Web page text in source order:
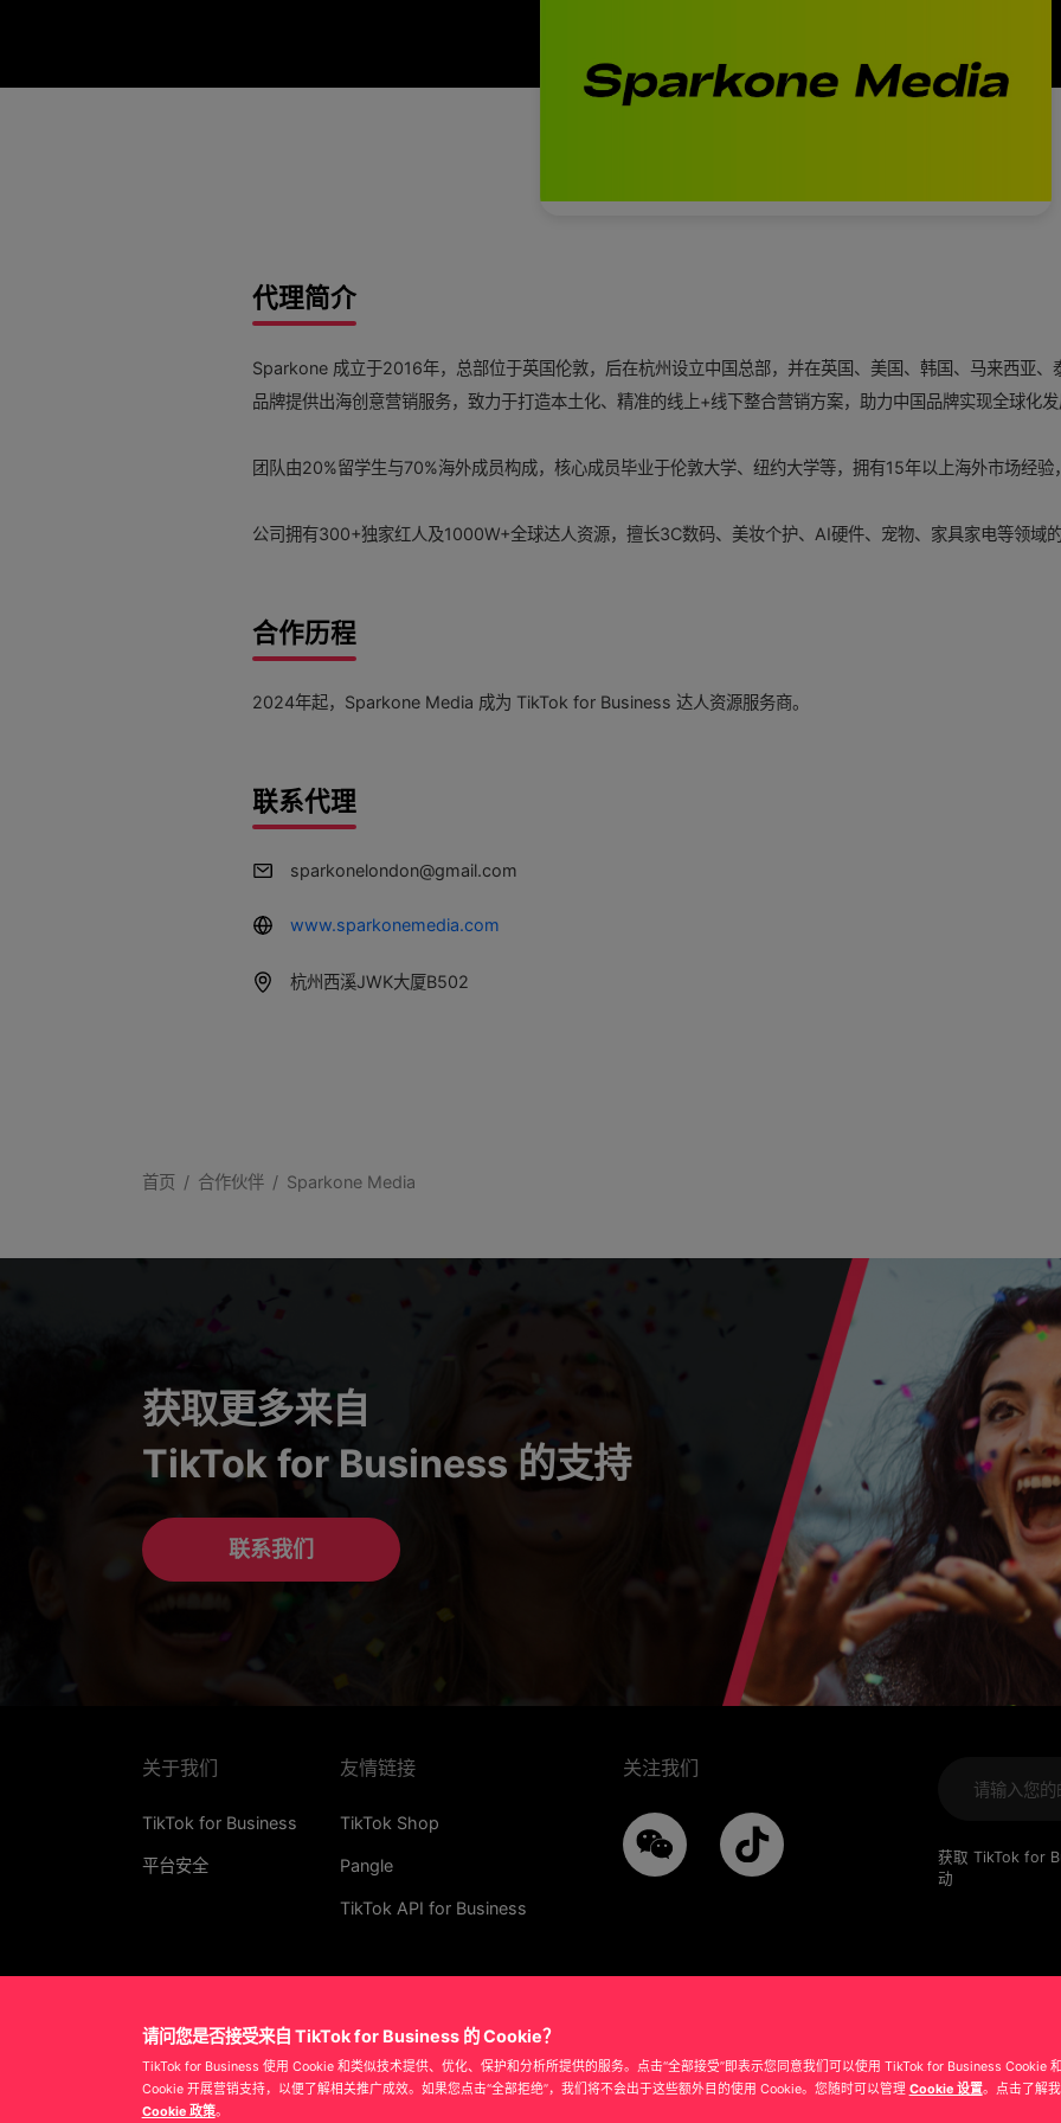
代理简介
Sparkone 成立于2016年，总部位于英国伦敦，后在杭州设立中国总部，并在英国、美国、韩国、马来西亚、
品牌提供出海创意营销服务，致力于打造本土化、精准的线上+线下整合营销方案，助力中国品牌实现全球化发
团队由20%留学生与70%海外成员构成，核心成员毕业于伦敦大学、纽约大学等，拥有15年以上海外市场经验
公司拥有300+独家红人及1000W+全球达人资源，擅长3C数码、美妆个护、AI硬件、宠物、家具家电等领域的
合作历程
2024年起，Sparkone Media 成为 TikTok for Business 达人资源服务商。
联系代理
sparkonelondon@gmail.com
www.sparkonemedia.com
杭州西溪JWK大厦B502
首页 合作伙伴 Sparkone Media
获取更多来自
TikTok for Business 的支持
联系我们
关于我们
TikTok for Business
平台安全
友情链接
TikTok Shop
Pangle
TikTok API for Business
关注我们
获取 TikTok for
动
隐私条款 版权所有 © 2026 TikTok for Business
请问您是否接受来自 TikTok for Business 的 Cookie？
TikTok for Business 使用 Cookie 和类似技术提供、优化、保护和分析所提供的服务。点击“全部接受”即表示您同意我们可以使用 TikTok for Business Cookie
Cookie 开展营销支持，以便了解相关推广成效。如果您点击“全部拒绝”，我们将不会出于这些额外目的使用 Cookie。您随时可以管理 Cookie 设置。点击了解
Cookie 政策。